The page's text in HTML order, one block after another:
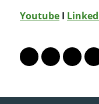
Youtube I
Lien vers le
Lien vers
Lien